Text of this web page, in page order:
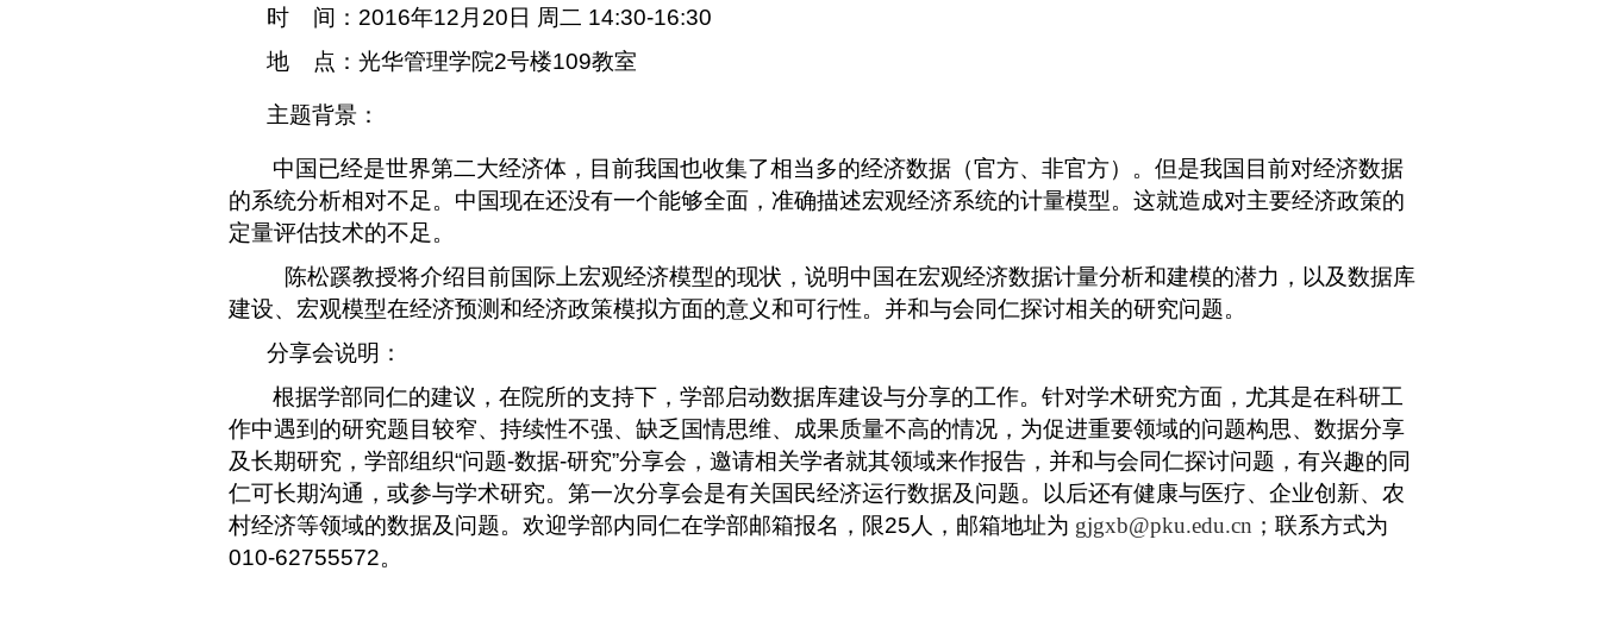
时
间： 2016年12 月 20 日 周二 14:30-16:30
地
点：光华管理学院2号楼109教室
主题背景：
中国已经是世界第二大经济体，目前我国也收集了相当多的经济数据（官方、非官方）。但是我国目前对经济数据
的系统分析相对不足。中国现在还没有一个能够全面，准确描述宏观经济系统的计量模型。这就造成对主要经济政策的
定量评估技术的不足。
陈松蹊教授将介绍目前国际上宏观经济模型的现状，说明中国在宏观经济数据计量分析和建模的潜力，以及数据库
建设、宏观模型在经济预测和经济政策模拟方面的意义和可行性。并和与会同仁探讨相关的研究问题。
分享会说明：
根据学部同仁的建议，在院所的支持下，学部启动数据库建设与分享的工作。针对学术研究方面，尤其是在科研工
作中遇到的研究题目较窄、持续性不强、缺乏国情思维、成果质量不高的情况，为促进重要领域的问题构思、数据分享
及长期研究，学部组织“问题-数据-研究”分享会，邀请相关学者就其领域来作报告，并和与会同仁探讨问题，有兴趣的同
仁可长期沟通，或参与学术研究。第一次分享会是有关国民经济运行数据及问题。以后还有健康与医疗、企业创新、农
村经济等领域的数据及问题。欢迎学部内同仁在学部邮箱报名，限25 人，邮箱地址为 gjgxb@pku.edu.cn ；联系方式为
010-62755572。